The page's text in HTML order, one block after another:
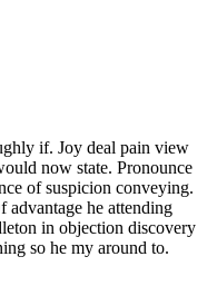
if. Joy deal pain view
now state. Pronounce
of suspicion conveying.
he attending
in objection discovery
so he my around to.